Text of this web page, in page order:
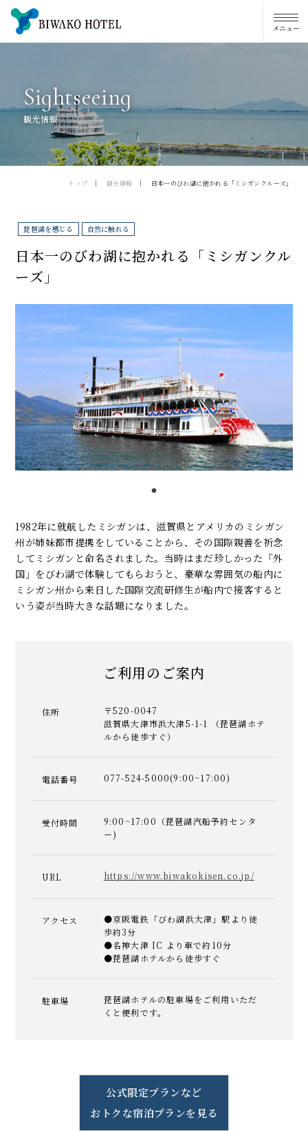
Sightseeing
観光情報
トップ 観光情報 日本一のびわ湖に抱かれる「ミシガンクルーズ」
琵琶湖を感じる 自然に触れる
日本一のびわ湖に抱かれる「ミシガンクル
ーズ」
1982年に就航したミシガンは、滋賀県とアメリカのミシガン
州が姉妹都市提携をしていることから、その国際親善を祈念
してミシガンと命名されました。当時はまだ珍しかった「外
国」をびわ湖で体験してもらおうと、豪華な雰囲気の船内に
ミシガン州から来日した国際交流研修生が船内で接客すると
いう姿が当時大きな話題になりました。
ご利用のご案内
住所
〒520-0047
滋賀県大津市浜大津5-1-1 （琵琶湖ホテ
ルから徒歩すぐ）
電話番号 077-524-5000(9:00~17:00)
受付時間
9:00~17:00（琵琶湖汽船予約センタ
ー)
URL https://www.biwakokisen.co.jp/
アクセス
●京阪電鉄「びわ湖浜大津」駅より徒
歩約3分
●名神大津 IC より車で約10分
●琵琶湖ホテルから徒歩すぐ
駐車場
琵琶湖ホテルの駐車場をご利用いただ
くと便利です。
公式限定プランなど
おトクな宿泊プランを見る